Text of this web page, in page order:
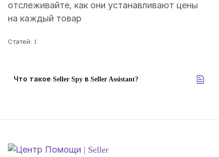
отслеживайте, как они устанавливают цены
на каждый товар
Статей: 1
Что такое Seller Spy в Seller Assistant?